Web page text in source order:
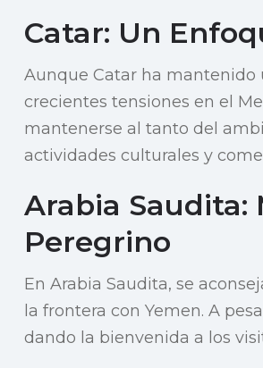
Catar: Un
Aunque Catar ha
crecientes tensiones en el
mantenerse al tanto del
actividades culturales y
Arabia Saudita:
Peregrino
En Arabia Saudita, se
la frontera con Yemen. A
dando la bienvenida a los